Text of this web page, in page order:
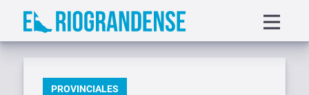
Saltar
menu
PUBLICADO
PROVINCIALES